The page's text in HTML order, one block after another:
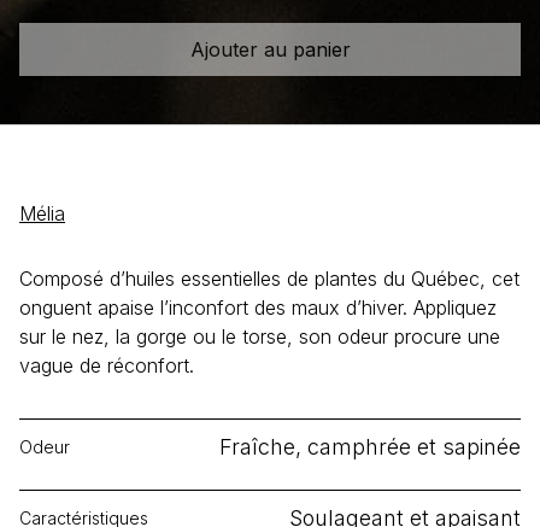
Ajouter au panier
Mélia
Composé d’huiles essentielles de plantes du Québec, cet
onguent apaise l’inconfort des maux d’hiver. Appliquez
sur le nez, la gorge ou le torse, son odeur procure une
vague de réconfort.
Odeur Fraîche, camphrée et sapinée
Caractéristiques Soulageant et apaisant